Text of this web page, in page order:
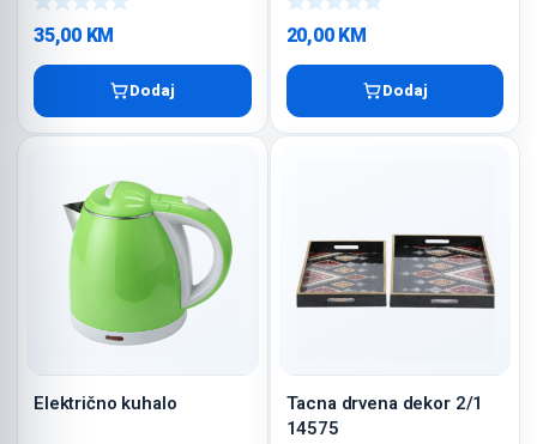
35,00 KM
Dodaj
20,00KM
Dodaj
Električno kuhalo
Tacna drvena dekor 2/1
14575